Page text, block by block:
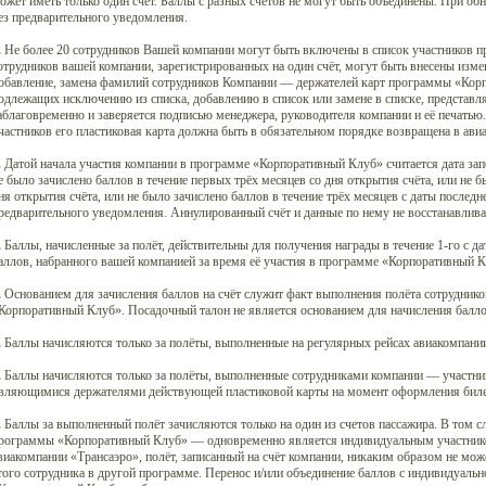
предварительного уведомления.
Не более 20 сотрудников Вашей компании могут быть включены в список
вашей компании, зарегистрированных на один счёт, могут быть внесены
замена фамилий сотрудников Компании — держателей карт программы
исключению из списка, добавлению в список или замене в списке,
и заверяется подписью менеджера, руководителя компании и её
его пластиковая карта должна быть в обязательном порядке возвращена в
Датой начала участия компании в программе «Корпоративный Клуб» считается дата
было зачислено баллов в течение первых трёх месяцев со дня открытия счёта, или не
открытия счёта, или не было зачислено баллов в течение трёх месяцев с даты
уведомления. Аннулированный счёт и данные по нему не
Баллы, начисленные за полёт, действительны для получения награды в течение 1-го с
набранного вашей компанией за время её участия в программе «Корпоративный
Основанием для зачисления баллов на счёт служит факт выполнения полёта
Клуб». Посадочный талон не является основанием для начисления
Баллы начисляются только за полёты, выполненные на регулярных рейсах
Баллы начисляются только за полёты, выполненные сотрудниками компании —
держателями действующей пластиковой карты на момент оформления
Баллы за выполненный полёт зачисляются только на один из счетов пассажира. В том
«Корпоративный Клуб» — одновременно является индивидуальным
«Трансаэро», полёт, записанный на счёт компании, никаким образом не
сотрудника в другой программе. Перенос и/или объединение баллов с